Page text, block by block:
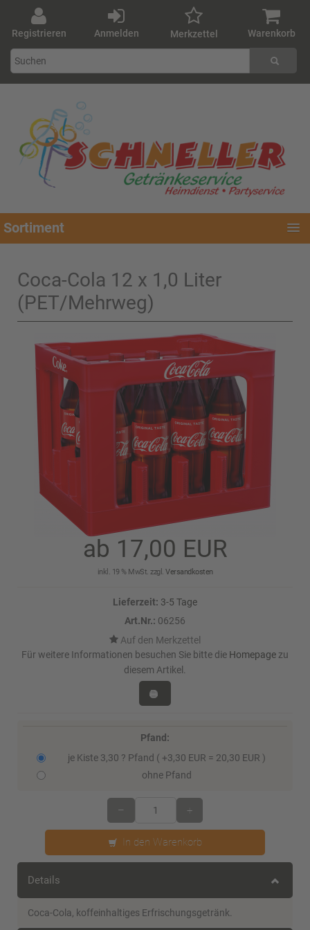
Registrieren Anmelden Merkzettel Warenkorb
Sortiment
Coca-Cola 12 x 1,0 Liter
(PET/Mehrweg)
ab 17,00 EUR
inkl. 19 % MwSt. zzgl. Versandkosten
Lieferzeit: 3-5 Tage
Art.Nr.: 06256
Für weitere Informationen besuchen Sie bitte die Homepage zu
diesem Artikel.
Pfand:
je Kiste 3,30 ? Pfand ( +3,30 EUR = 20,30 EUR )
ohne Pfand
– +
In den Warenkorb
Details
Coca-Cola, koffeinhaltiges Erfrischungsgetränk.